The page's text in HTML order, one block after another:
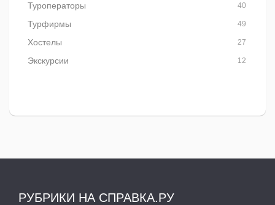
Туроператоры 40
Турфирмы 49
Хостелы 27
Экскурсии 12
РУБРИКИ НА СПРАВКА.РУ